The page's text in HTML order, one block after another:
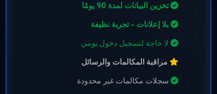
تخزين البيانات لمدة 90 يومًا
بلا إعلانات - تجربة نظيفة
لا حاجة لتسجيل دخول يومي
مراقبة المكالمات والرسائل
سجلات مكالمات غير محدودة